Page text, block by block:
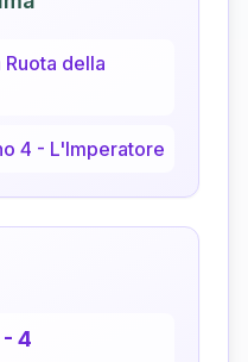
Ruota della
4 - L'Imperatore
- 4